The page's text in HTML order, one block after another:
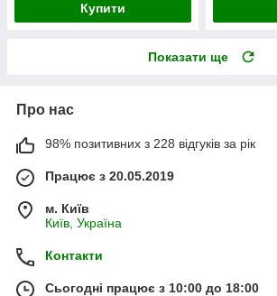
Купити
Показати ще
Про нас
98% позитивних з 228 відгуків за рік
Працює з 20.05.2019
м. Київ
Київ, Україна
Контакти
Сьогодні працює з 10:00 до 18:00